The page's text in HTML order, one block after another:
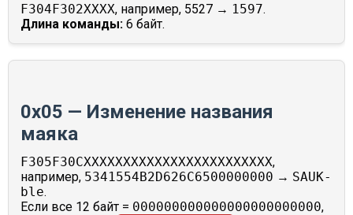
F304F302XXXX, например, 5527 → 1597.
Длина команды: 6 байт.
0x05 — Изменение названия
маяка
F305F30CXXXXXXXXXXXXXXXXXXXXXXXX,
например, 5341554B2D626C6500000000 → SAUK-
ble.
Если все 12 байт = 000000000000000000000000,